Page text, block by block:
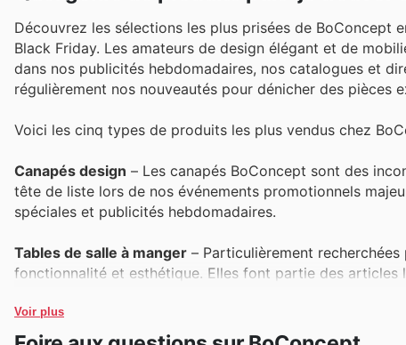
Découvrez les sélections les plus prisées de BoConcept
Black Friday. Les amateurs de design élégant et de
dans nos publicités hebdomadaires, nos catalogues et
régulièrement nos nouveautés pour dénicher des pièces
Voici les cinq types de produits les plus vendus chez
Canapés design – Les canapés BoConcept sont des
tête de liste lors de nos événements promotionnels
spéciales et publicités hebdomadaires.
Tables de salle à manger – Particulièrement
fonctionnalité et esthétique. Elles font partie des articles
Lits et mobilier de chambre – Pour transformer votre
Voir plus